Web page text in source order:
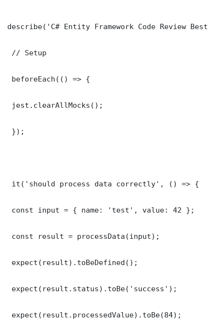
describe('C# Entity Framework Code Review
// Setup
beforeEach(() => {
jest.clearAllMocks();
});
it('should process data correctly', () => {
const input = { name: 'test', value: 42 };
const result = processData(input);
expect(result).toBeDefined();
expect(result.status).toBe('success');
expect(result.processedValue).toBe(84);